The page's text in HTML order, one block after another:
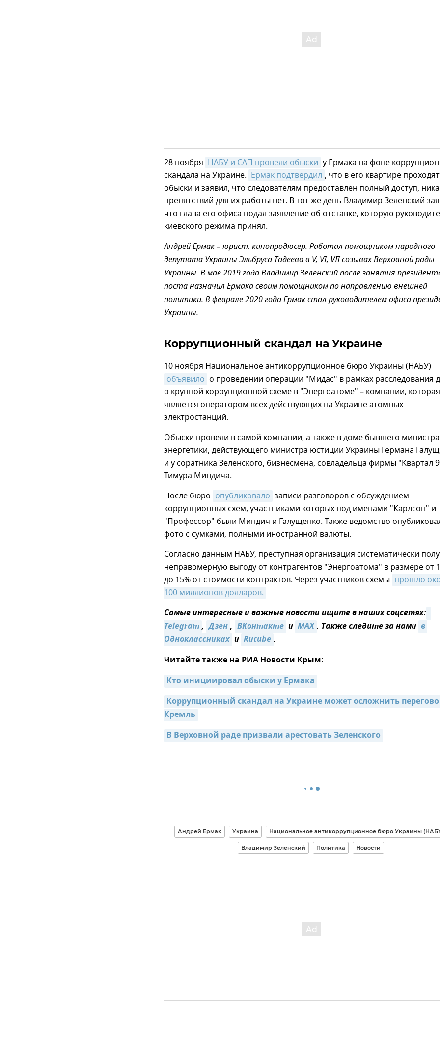
28 ноября НАБУ и САП провели обыски у Ермака на фоне
скандала на Украине. Ермак подтвердил , что в его квартире проходят
обыски и заявил, что следователям предоставлен полный доступ,
препятствий для их работы нет. В тот же день Владимир Зеленский
что глава его офиса подал заявление об отставке, которую
киевского режима принял.
Андрей Ермак – юрист, кинопродюсер. Работал помощником народного
депутата Украины Эльбруса Тадеева в V, VI, VII созывах Верховной рады
Украины. В мае 2019 года Владимир Зеленский после занятия
поста назначил Ермака своим помощником по направлению внешней
политики. В феврале 2020 года Ермак стал руководителем офиса
Украины.
Коррупционный скандал на Украине
10 ноября Национальное антикоррупционное бюро Украины (НАБУ)
объявило о проведении операции "Мидас" в рамках расследования
о крупной коррупционной схеме в "Энергоатоме" – компании, которая
является оператором всех действующих на Украине атомных
электростанций.
Обыски провели в самой компании, а также в доме бывшего министра
энергетики, действующего министра юстиции Украины Германа
и у соратника Зеленского, бизнесмена, совладельца фирмы "Квартал
Тимура Миндича.
После бюро опубликовало записи разговоров с обсуждением
коррупционных схем, участниками которых под именами "Карлсон" и
"Профессор" были Миндич и Галущенко. Также ведомство
фото с сумками, полными иностранной валюты.
Согласно данным НАБУ, преступная организация систематически
неправомерную выгоду от контрагентов "Энергоатома" в размере от
до 15% от стоимости контрактов. Через участников схемы прошло
100 миллионов долларов.
Самые интересные и важные новости ищите в наших соцсетях:
Telegram, Дзен, ВКонтакте и MAX. Также следите за нами в
Одноклассниках и Rutube.
Читайте также на РИА Новости Крым:
Кто инициировал обыски у Ермака
Коррупционный скандал на Украине может осложнить
Кремль
В Верховной раде призвали арестовать Зеленского
Андрей Ермак Украина Национальное антикоррупционное бюро Украины
Владимир Зеленский Политика Новости